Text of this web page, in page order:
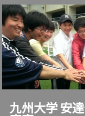
九州大学 安